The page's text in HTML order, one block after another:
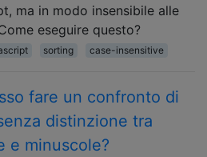
ma in modo insensibile alle
eseguire questo?
sorting case-insensitive
fare un confronto di
distinzione tra
e minuscole?